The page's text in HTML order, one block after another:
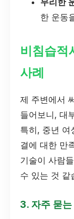
무리한
한 운동
비침습적
사례
제 주변에서
들어보니, 대
특히, 중년 여
결에 대한 만
기술이 사람
수 있는 것 같
3. 자주 묻